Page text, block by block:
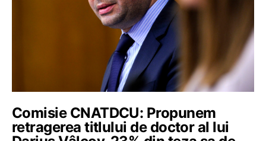
Comisie CNATDCU: Propunem
retragerea titlului de doctor al lui